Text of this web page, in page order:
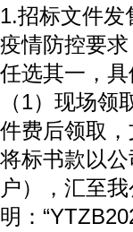
1.招标文件发
疫情防控要
任选其一，具
（1）现场
件费后领取
将标书款以
户），汇至
明：